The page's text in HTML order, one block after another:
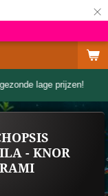
×
lage prijzen!
- KNOR